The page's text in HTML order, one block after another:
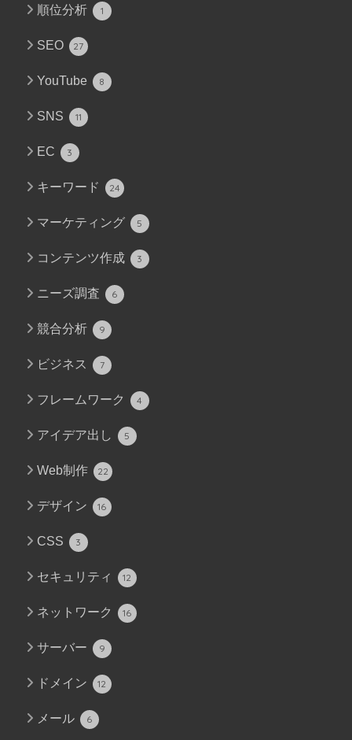
順位分析 1
SEO 27
YouTube 8
SNS 11
EC 3
キーワード 24
マーケティング 5
コンテンツ作成 3
ニーズ調査 6
競合分析 9
ビジネス 7
フレームワーク 4
アイデア出し 5
Web制作 22
デザイン 16
CSS 3
セキュリティ 12
ネットワーク 16
サーバー 9
ドメイン 12
メール 6